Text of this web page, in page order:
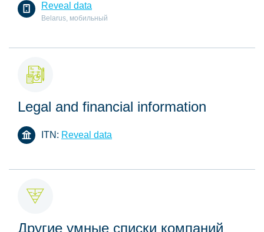
Reveal data
Belarus, мобильный
Legal and financial information
ITN: Reveal data
Другие умные списки компаний